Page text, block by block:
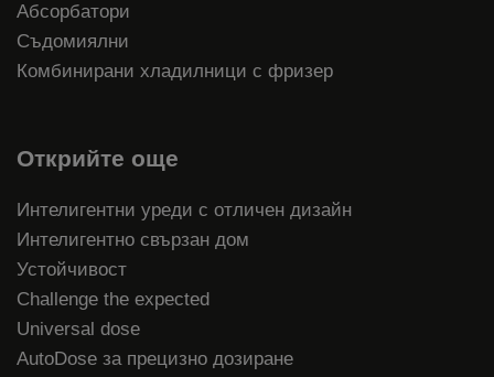
Абсорбатори
Съдомиялни
Комбинирани хладилници с фризер
Открийте още
Интелигентни уреди с отличен дизайн
Интелигентно свързан дом
Устойчивост
Challenge the expected
Universal dose
AutoDose за прецизно дозиране